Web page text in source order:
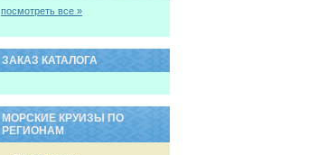
посмотреть все »
ЗАКАЗ КАТАЛОГА
МОРСКИЕ КРУИЗЫ ПО
РЕГИОНАМ